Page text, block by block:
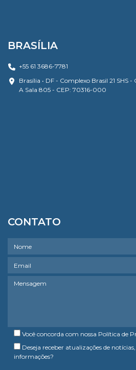
BRASÍLIA
+55 61 3686-7781
Brasília • DF - Complexo Brasil 21 SHS
A Sala 805 - CEP: 70316-000
CONTATO
Você concorda com nossa Política de
Deseja receber atualizações de
informações?